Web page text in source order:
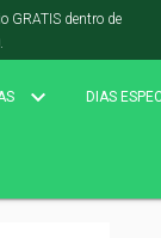
GRATIS dentro de
DIAS